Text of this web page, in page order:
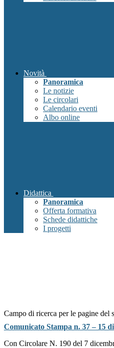
Novità
Panoramica
Le notizie
Le circolari
Calendario eventi
Albo online
Didattica
Panoramica
Offerta formativa
Schede didattiche
I progetti
Campo di ricerca per le pagine del
Comunicato Stampa n. 37 – 15
Con Circolare N. 190 del 7